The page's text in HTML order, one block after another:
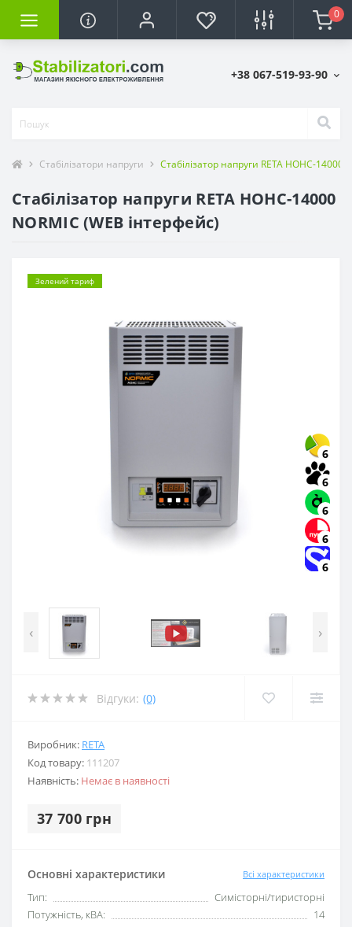
0
+38 067-519-93-90
Стабілізатори напруги Стабілізатор напруги RETA НОНС-14000
Стабілізатор напруги RETA НОНС-14000
NORMIC (WEB інтерфейс)
Зелений тариф
6
6
6
6
6
‹ ›
Відгуки: (0)
Виробник: RETA
Код товару: 111207
Наявність: Немає в наявності
37 700 грн
Основні характеристики Всі характеристики
Тип:
Симісторні/тиристорні
Потужність, кВА:
14